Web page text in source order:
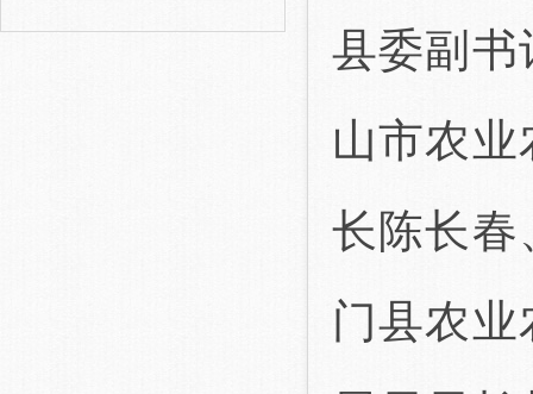
县委副书
山市农
长陈长春
门县农